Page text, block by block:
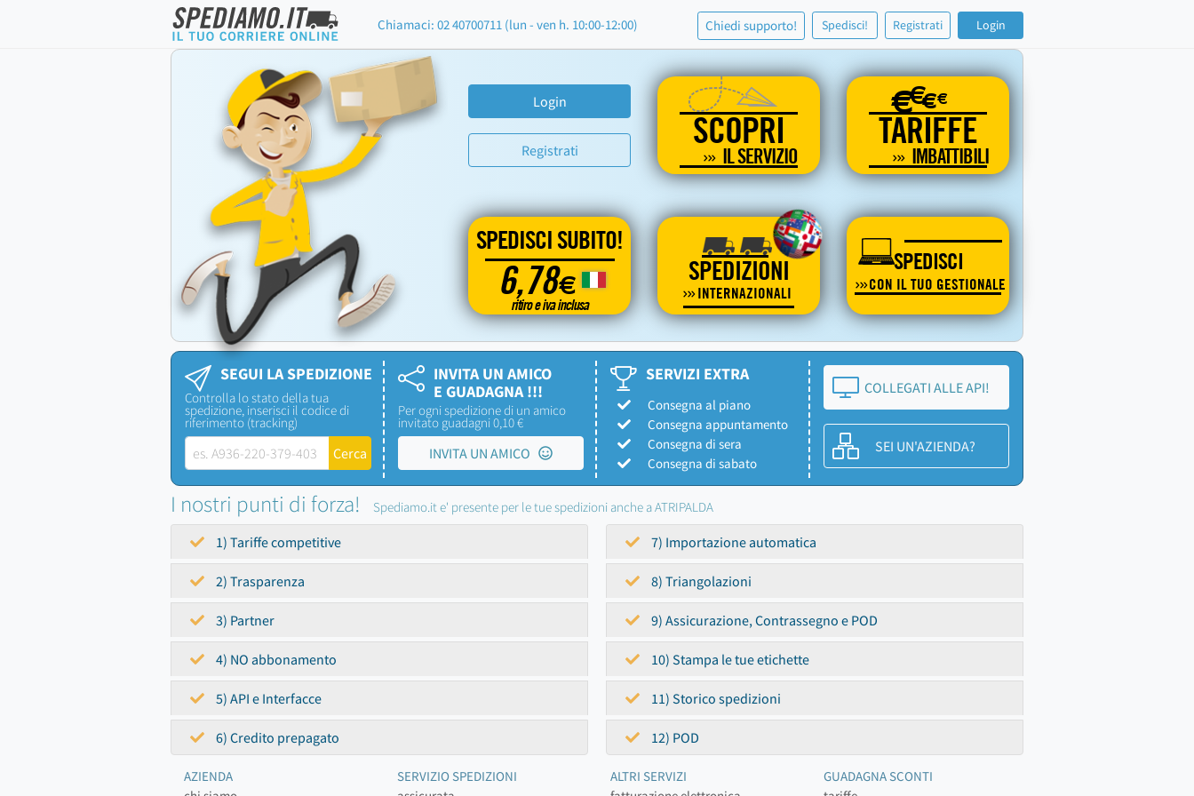
Chiamaci: 02 40700711 (lun - ven h. 10:00-12:00) Chiedi supporto! Spedisci! Registrati Login
Login
Registrati SCOPRI
IL SERVIZIO
€€€€
TARIFFE
IMBATTIBILI
SPEDISCI SUBITO!
6,78€
ritiro e iva inclusa
SPEDIZIONI
INTERNAZIONALI
SPEDISCI
CON IL TUO GESTIONALE
SEGUI LA SPEDIZIONE
Controlla lo stato della tua
spedizione, inserisci il codice di
riferimento (tracking)
INVITA UN AMICO
E GUADAGNA !!!
Per ogni spedizione di un amico
invitato guadagni 0,10 €
INVITA UN AMICO
SERVIZI EXTRA
Consegna al piano
Consegna appuntamento
Consegna di sera
Consegna di sabato
COLLEGATI ALLE API!
SEI UN'AZIENDA?
I nostri punti di forza! Spediamo.it e' presente per le tue spedizioni anche a ATRIPALDA
1) Tariffe competitive
2) Trasparenza
3) Partner
4) NO abbonamento
5) API e Interfacce
6) Credito prepagato
7) Importazione automatica
8) Triangolazioni
9) Assicurazione, Contrassegno e POD
10) Stampa le tue etichette
11) Storico spedizioni
12) POD
AZIENDA
SERVIZIO SPEDIZIONI
ALTRI SERVIZI
GUADAGNA SCONTI